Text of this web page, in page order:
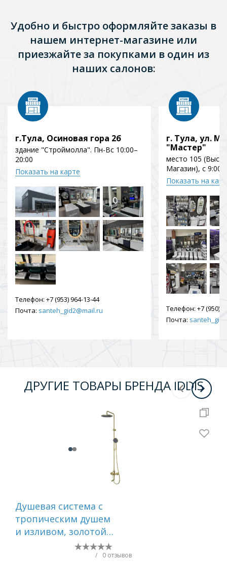
Удобно и быстро оформляйте заказы в
нашем интернет-магазине или
приезжайте за покупками в один из
наших салонов:
г.Тула, Осиновая гора 2б
здание "Строймолла". Пн-Вс 10:00–
20:00
Показать на карте
Телефон: +7 (953) 964-13-44
Почта: santeh_gid2@mail.ru
г. Тула, ул.
"Мастер"
место 105
Магазин), с 9:00
Показать на
Телефон: +7 (950)
Почта:
ДРУГИЕ ТОВАРЫ БРЕНДА IDDIS
Душевая система с
тропическим душем
и изливом, золотой
матовый, Aiger,
IDDIS, AIGMG3Fi06/ 0 отзывов